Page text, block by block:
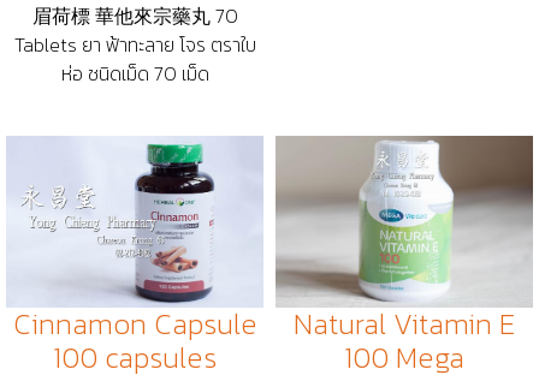
眉荷標 華他來宗藥丸 70
Tablets ยา ฟ้าทะลาย โจร ตราใบ
ห่อ ชนิดเม็ด 70 เม็ด
Cinnamon Capsule
100 capsules
Natural Vitamin E
100 Mega